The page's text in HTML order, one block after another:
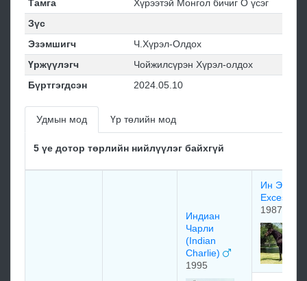
Тамга
Хүрээтэй Монгол бичиг О үсэг
Зүс
Эзэмшигч
Ч.Хүрэл-Олдох
Үржүүлэгч
Чойжилсүрэн Хүрэл-олдох
Бүртгэгдсэн
2024.05.10
Удмын мод Үр төлийн мод
5 үе дотор төрлийн нийлүүлэг байхгүй
Индиан
Чарли
(Indian
Charlie)
1995
Ин
Excess
1987